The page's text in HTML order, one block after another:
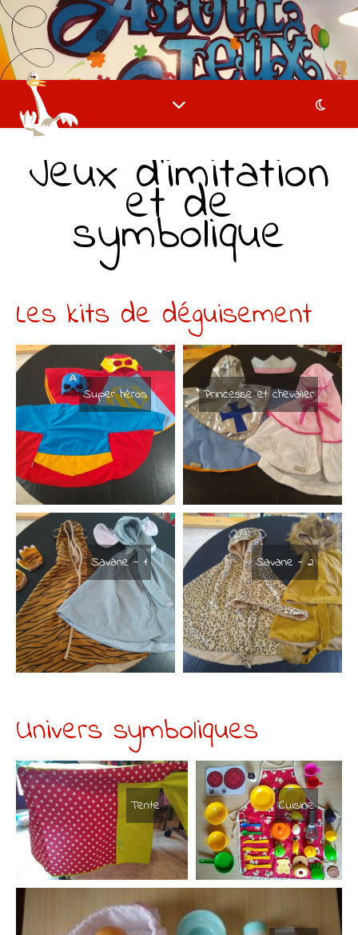
Jeux d’imitation
et de
symbolique
Les kits de déguisement
Super héros Princesse et chevalier
Savane - 1 Savane - 2
Univers symboliques
Tente Cuisine